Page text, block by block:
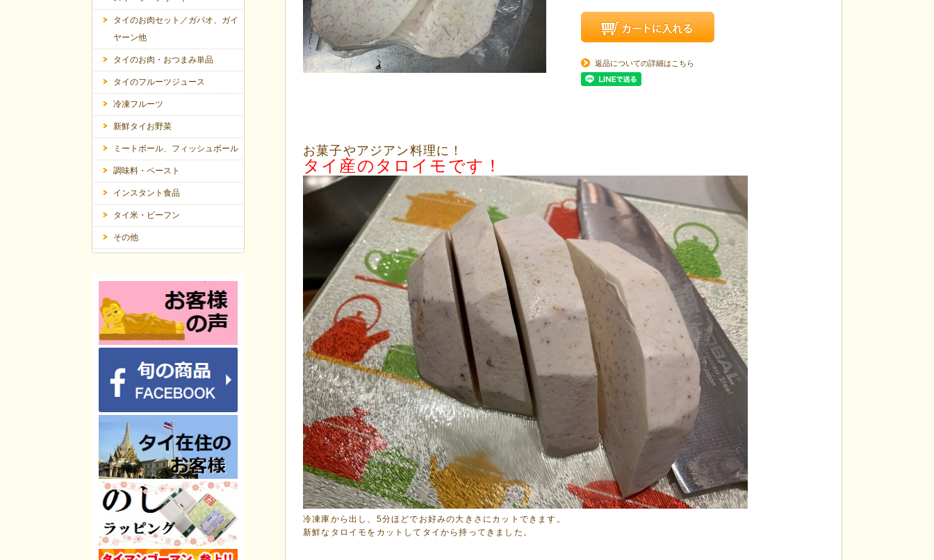
返品についての詳細はこちら
お菓子やアジアン料理に！
タイ産のタロイモです！
冷凍庫から出し、5分ほどでお好みの大きさにカットできます。
新鮮なタロイモをカットしてタイから持ってきました。
タイのお肉セット／ガパオ、ガイ
ヤーン他
タイのお肉・おつまみ単品
タイのフルーツジュース
冷凍フルーツ
新鮮タイお野菜
ミートボール、フィッシュボール
調味料・ペースト
インスタント食品
タイ米・ビーフン
その他